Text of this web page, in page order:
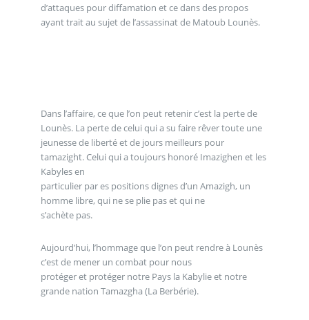
d’attaques pour diffamation et ce dans des propos
ayant trait au sujet de l’assassinat de Matoub Lounès.
Dans l’affaire, ce que l’on peut retenir c’est la perte de
Lounès. La perte de celui qui a su faire rêver toute une
jeunesse de liberté et de jours meilleurs pour
tamazight. Celui qui a toujours honoré Imazighen et les
Kabyles en
particulier par es positions dignes d’un Amazigh, un
homme libre, qui ne se plie pas et qui ne
s’achète pas.
Aujourd’hui, l’hommage que l’on peut rendre à Lounès
c’est de mener un combat pour nous
protéger et protéger notre Pays la Kabylie et notre
grande nation Tamazgha (La Berbérie).